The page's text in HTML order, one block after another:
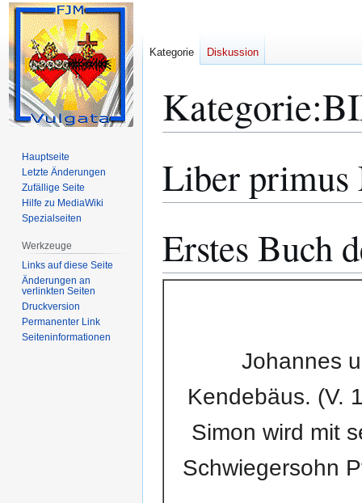
Kategorie:
Navigation
Suche
Liber
Erstes Buch
Johannes
Kendebäus. (V.
Simon wird mit
Schwiegersohn
Kategorie Diskussion
Hauptseite
Letzte Änderungen
Zufällige Seite
Hilfe zu MediaWiki
Spezialseiten
Werkzeuge
Links auf diese Seite
Änderungen an
verlinkten Seiten
Druckversion
Permanenter Link
Seiten­­informationen